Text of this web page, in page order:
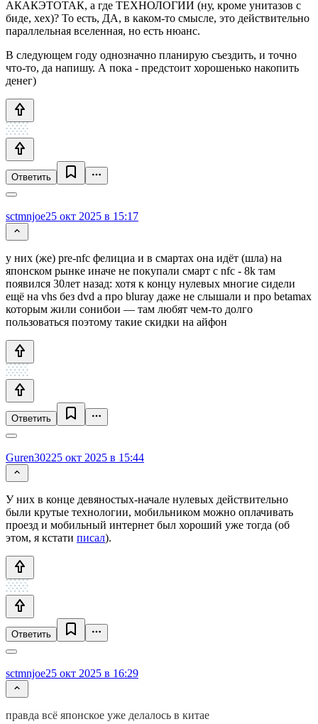
АКАКЭТОТАК, а где ТЕХНОЛОГИИ (ну, кроме унитазов с
биде, хех)? То есть, ДА, в каком-то смысле, это действительно
параллельная вселенная, но есть нюанс.
В следующем году однозначно планирую съездить, и точно
что-то, да напишу. А пока - предстоит хорошенько накопить
денег)
Ответить
sctmnjoe25 окт 2025 в 15:17
у них (же) pre-nfc фелициа и в смартах она идёт (шла) на
японском рынке иначе не покупали смарт с nfc - 8k там
появился 30лет назад: хотя к концу нулевых многие сидели
ещё на vhs без dvd а про bluray даже не слышали и про betamax
которым жили сонибои — там любят чем-то долго
пользоваться поэтому такие скидки на айфон
Ответить
Guren30225 окт 2025 в 15:44
У них в конце девяностых-начале нулевых действительно
были крутые технологии, мобильником можно оплачивать
проезд и мобильный интернет был хороший уже тогда (об
этом, я кстати писал).
Ответить
sctmnjoe25 окт 2025 в 16:29
правда всё японское уже делалось в китае